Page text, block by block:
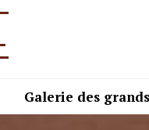
Galerie des grands